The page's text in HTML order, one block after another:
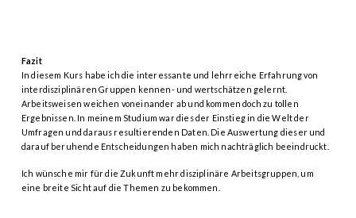
Fazit
In diesem Kurs habe ich die interessante und lehrreiche Erfahrung von
interdisziplinären Gruppen kennen- und wertschätzen gelernt.
Arbeitsweisen weichen voneinander ab und kommen doch zu tollen
Ergebnissen. In meinem Studium war dies der Einstieg in die Welt der
Umfragen und daraus resultierenden Daten. Die Auswertung dieser und
darauf beruhende Entscheidungen haben mich nachträglich beeindruckt.
Ich wünsche mir für die Zukunft mehr disziplinäre Arbeitsgruppen, um
eine breite Sicht auf die Themen zu bekommen.